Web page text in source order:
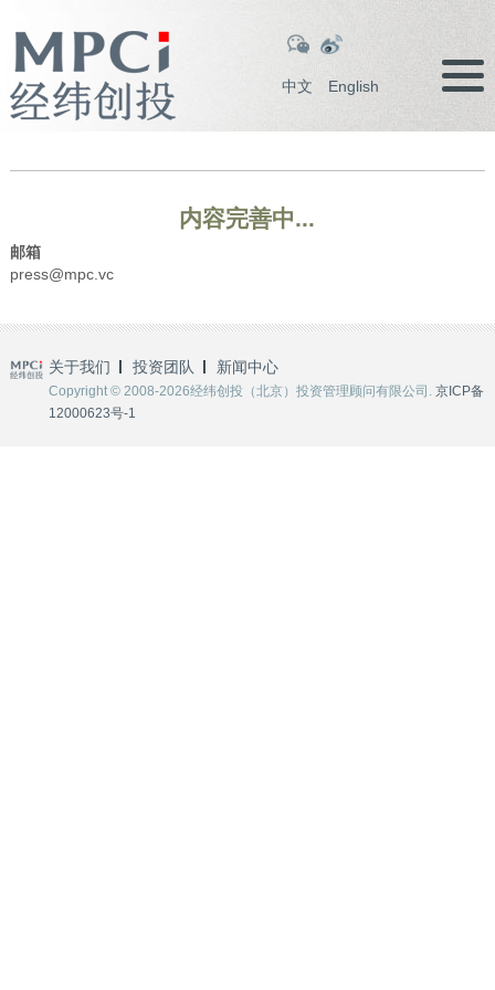
中文 English
内容完善中...
邮箱
press@mpc.vc
关于我们 投资团队 新闻中心
Copyright © 2008-2026经纬创投（北京）投资管理顾问有限公司. 京ICP备
12000623号-1